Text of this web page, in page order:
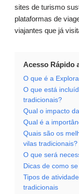
sites de turismo
plataformas de
viajantes que já
Acesso Rápido
O que é a
O que está
tradicionais?
Qual o impacto
Qual é a
Quais são os
vilas tradicionais?
O que será
Dicas de como
Tipos de
tradicionais